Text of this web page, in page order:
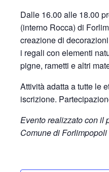
Dalle 16.00 alle 18.00
(interno Rocca) di
creazione di
i regali con elementi
pigne, rametti e altri
Attività adatta a tutte le
iscrizione.
Evento realizzato con il
Comune di